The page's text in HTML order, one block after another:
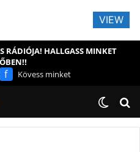
RÁDIÓJA! HALLGASS MINKET
f Kövess minket
VIEW